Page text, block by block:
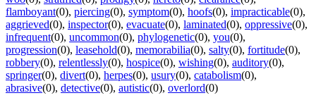
flamboyant(0), piercing(0), symptom(0), hoofs(0), impracticable(0),
aggrieved(0), inspector(0), evacuate(0), laminated(0), oppressive(0),
infrequent(0), uncommon(0), phylogenetic(0), you(0),
progression(0), leasehold(0), memorabilia(0), salty(0), fortitude(0),
robbery(0), relentlessly(0), hospice(0), wishing(0), auditory(0),
springer(0), divert(0), herpes(0), usury(0), catabolism(0),
abrasive(0), detective(0), autistic(0), overlord(0)